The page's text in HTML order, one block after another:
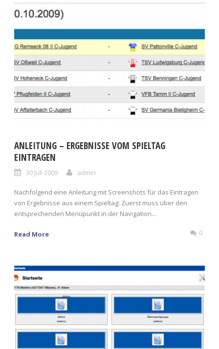
ANLEITUNG – ERGEBNISSE VOM SPIELTAG
EINTRAGEN
30 Juli 2009 admin
Nachfolgend eine Anleitung mit Screenshots für das Eintragen
von Ergebnisse aus einem Spieltag: Zuerst muss über den
entsprechenden Menüpunkt in der Navigation...
Read More 0